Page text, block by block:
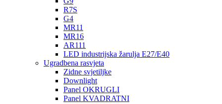
R7S
G4
MR11
MR16
AR111
LED industrijska žarulja E27/E40
Ugradbena rasvjeta
Zidne svjetiljke
Downlight
Panel OKRUGLI
Panel KVADRATNI